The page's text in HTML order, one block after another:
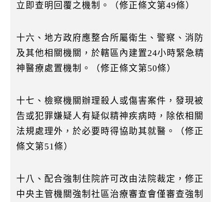
立即查明回覆之機制。（修正條文第49條）
十六、地方政府應整合所屬衛生、警察、消防
及其他相關機關，於轄區內建置24小時緊急精
神醫療處置機制。（修正條文第50條）
十七、檢察機關辦理殺人或傷害案件，發現被
告或犯罪嫌疑人有疑似精神疾病時，除依相關
法規處理外，於必要時得協助其就醫。（修正
條文第51條）
十八、配合強制住院許可改由法院裁定，修正
中央主管機關強制社區治療審查會僅審查強制